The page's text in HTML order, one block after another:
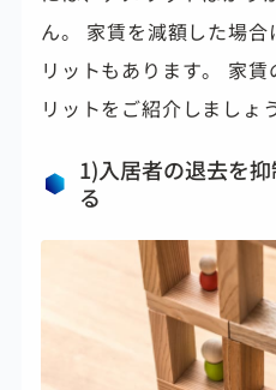
ん。 家賃を減額した場
リットもあります。 家
リットをご紹介しましょ
1)入居者の退去を
る